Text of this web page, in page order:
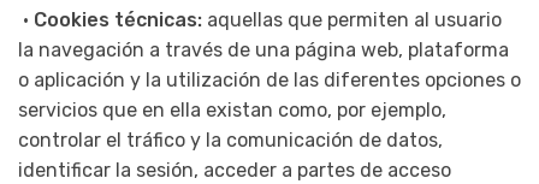
• Cookies técnicas: aquellas que permiten al usuario
la navegación a través de una página web, plataforma
o aplicación y la utilización de las diferentes opciones o
servicios que en ella existan como, por ejemplo,
controlar el tráfico y la comunicación de datos,
identificar la sesión, acceder a partes de acceso